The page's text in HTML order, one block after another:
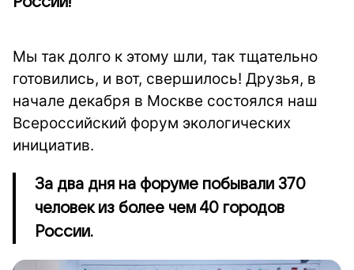
Мы так долго к этому шли, так тщательно
готовились, и вот, свершилось! Друзья, в
начале декабря в Москве состоялся наш
Всероссийский форум экологических
инициатив.
За два дня на форуме побывали 370
человек из более чем 40 городов
России.